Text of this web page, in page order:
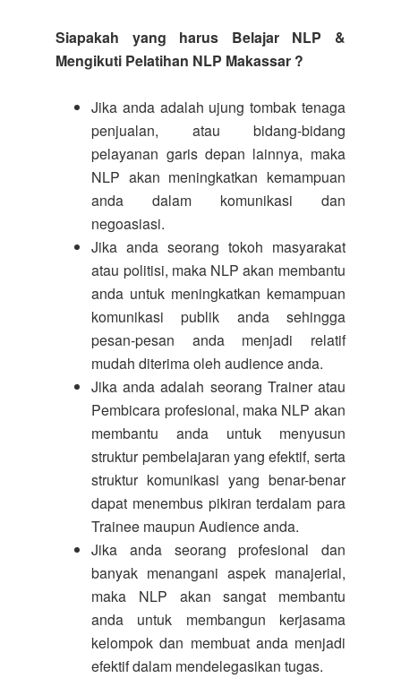
Siapakah yang harus Belajar NLP &
Mengikuti Pelatihan NLP Makassar ?
Jika anda adalah ujung tombak tenaga
penjualan, atau bidang-bidang
pelayanan garis depan lainnya, maka
NLP akan meningkatkan kemampuan
anda dalam komunikasi dan
negoasiasi.
Jika anda seorang tokoh masyarakat
atau politisi, maka NLP akan membantu
anda untuk meningkatkan kemampuan
komunikasi publik anda sehingga
pesan-pesan anda menjadi relatif
mudah diterima oleh audience anda.
Jika anda adalah seorang Trainer atau
Pembicara profesional, maka NLP akan
membantu anda untuk menyusun
struktur pembelajaran yang efektif, serta
struktur komunikasi yang benar-benar
dapat menembus pikiran terdalam para
Trainee maupun Audience anda.
Jika anda seorang profesional dan
banyak menangani aspek manajerial,
maka NLP akan sangat membantu
anda untuk membangun kerjasama
kelompok dan membuat anda menjadi
efektif dalam mendelegasikan tugas.